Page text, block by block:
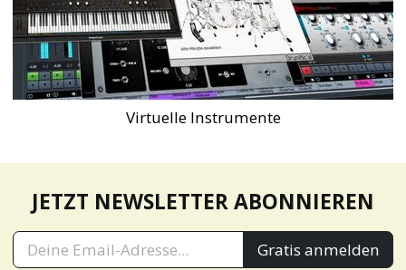
Virtuelle Instrumente
JETZT NEWSLETTER ABONNIEREN
Gratis anmelden